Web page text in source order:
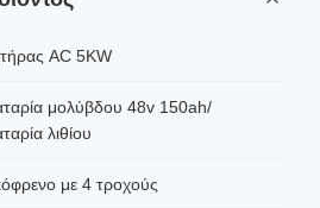
AC 5KW
μολύβδου 48v 150ah/
λιθίου
με 4 τροχούς